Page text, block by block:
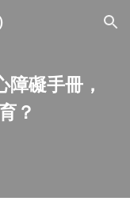
Skip to navigation
礙手冊，
？